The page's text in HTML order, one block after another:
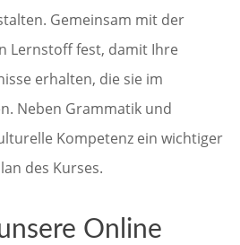
Gemeinsam mit der
Lernstoff fest, damit Ihre
erhalten, die sie im
Neben Grammatik und
Kompetenz ein wichtiger
des Kurses.
Online